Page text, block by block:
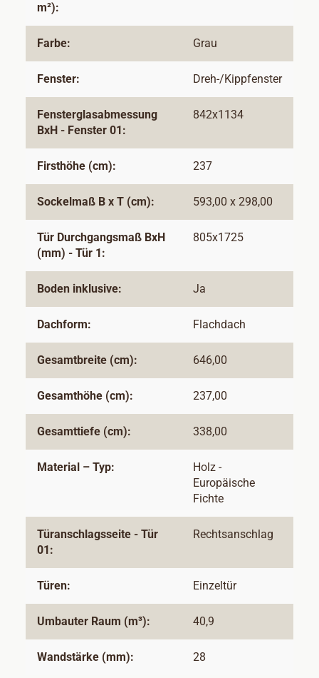
m²):
Farbe: Grau
Fenster: Dreh-/Kippfenster
Fensterglasabmessung
BxH - Fenster 01:
842x1134
Firsthöhe (cm): 237
Sockelmaß B x T (cm): 593,00 x 298,00
Tür Durchgangsmaß BxH
(mm) - Tür 1:
805x1725
Boden inklusive: Ja
Dachform: Flachdach
Gesamtbreite (cm): 646,00
Gesamthöhe (cm): 237,00
Gesamttiefe (cm): 338,00
Material – Typ:
Holz -
Europäische
Fichte
Türanschlagsseite - Tür
01:
Rechtsanschlag
Türen: Einzeltür
Umbauter Raum (m³): 40,9
Wandstärke (mm): 28